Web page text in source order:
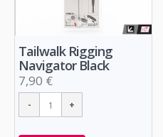
Tailwalk Rigging
Navigator Black
7,90 €